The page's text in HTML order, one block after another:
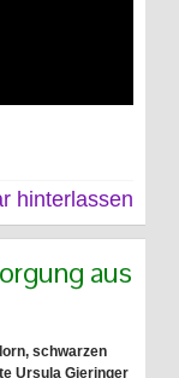
hinterlassen
aus
schwarzen
Ursula Gieringer